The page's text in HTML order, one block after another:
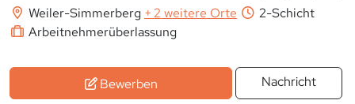
Weiler-Simmerberg +2 weitere Orte
2-Schicht
Arbeitnehmerüberlassung
Bewerben Nachricht